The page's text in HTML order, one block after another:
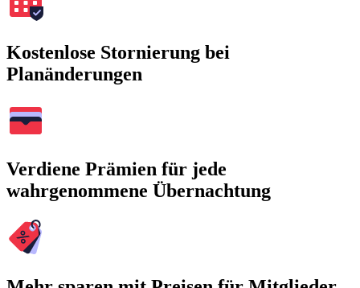
Kostenlose Stornierung bei
Planänderungen
Verdiene Prämien für jede
wahrgenommene Übernachtung